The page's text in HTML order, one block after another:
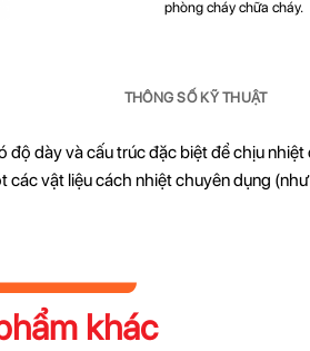
phòng cháy chữa cháy.
THÔNG SỐ KỸ THUẬT
dày và cấu trúc đặc biệt để chịu nhiệt
vật liệu cách nhiệt chuyên dụng
khác